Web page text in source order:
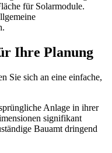
für Solarmodule.
Ihre Planung
Sie sich an eine einfache,
Anlage in ihrer
signifikant
Bauamt dringend